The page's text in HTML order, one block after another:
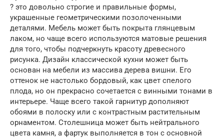
? это довольно строгие и правильные формы,
украшенные геометрическими позолоченными
деталями. Мебель может быть покрыта глянцевым
лаком, но чаще всего используются матовые решения
для того, чтобы подчеркнуть красоту древесного
рисунка. Дизайн классической кухни может быть
основан на мебели из массива дерева вишни. Его
оттенок не настолько бордовый, как цвет спелого
плода, но он прекрасно сочетается с винными тонами в
интерьере. Чаще всего такой гарнитур дополняют
обоями в полоску или с контрастным растительным
орнаментом. Столешница может быть нейтрального
цвета камня, а фартук выполняется в тон с основной